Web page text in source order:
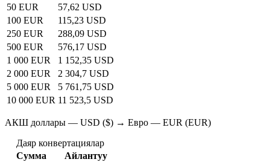
50 EUR
57,62 USD
100 EUR
115,23 USD
250 EUR
288,09 USD
500 EUR
576,17 USD
1 000 EUR
1 152,35 USD
2 000 EUR
2 304,7 USD
5 000 EUR
5 761,75 USD
10 000 EUR 11 523,5 USD
АКШ доллары — USD ($) → Евро — EUR (EUR)
Даяр конвертациялар
Сумма
Айлантуу